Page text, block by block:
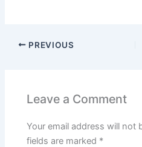
PREVIOUS
Leave a Comment
Your email address will not
fields are marked *